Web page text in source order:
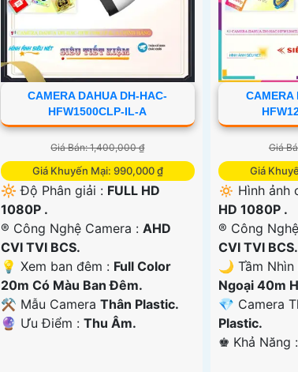
CAMERA DAHUA DH-HAC-
HFW1500CLP-IL-A
Giá Bán: 1,400,000 ₫
Giá Khuyến Mại: 990,000 ₫
🔆 Độ Phân giải : FULL HD
1080P .
®️ Công Nghệ Camera : AHD
CVI TVI BCS.
💡 Xem ban đêm : Full Color
20m Có Màu Ban Đêm.
⚒ Mẫu Camera Thân Plastic.
️🔮 Ưu Điểm : Thu Âm.
CAMERA
Giá
Giá
🔅 Hình ảnh
HD 1080P .
®️ Công
CVI TVI BCS.
🌙 Tầm
Ngoại 40m
💎 Camera
Plastic.
️♚ Khả Năng